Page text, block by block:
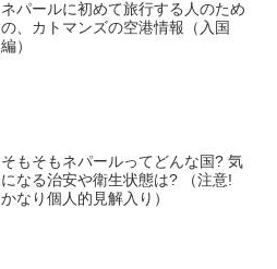
ネパールに初めて旅行する人のため
の、カトマンズの空港情報（入国
編）
そもそもネパールってどんな国? 気
になる治安や衛生状態は? （注意!
かなり個人的見解入り）